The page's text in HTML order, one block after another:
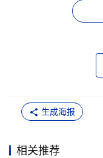
生成海报
相关推荐